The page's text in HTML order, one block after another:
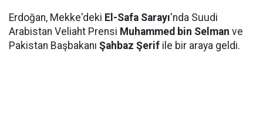
Erdoğan, Mekke'deki El-Safa Sarayı'nda Suudi
Arabistan Veliaht Prensi Muhammed bin Selman ve
Pakistan Başbakanı Şahbaz Şerif ile bir araya geldi.